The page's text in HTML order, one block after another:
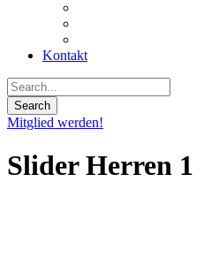
Kontakt
Mitglied werden!
Slider Herren 1